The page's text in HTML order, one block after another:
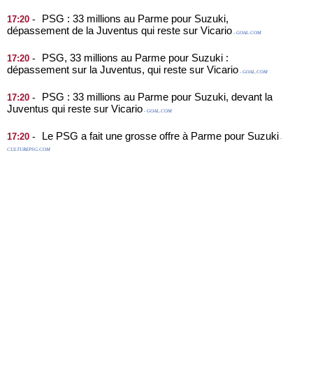
17:20 -
PSG : 33 millions au Parme pour Suzuki,
dépassement de la Juventus qui reste sur Vicario - GOAL.COM
17:20 -
PSG, 33 millions au Parme pour Suzuki :
dépassement sur la Juventus, qui reste sur Vicario - GOAL.COM
17:20 -
PSG : 33 millions au Parme pour Suzuki, devant la
Juventus qui reste sur Vicario - GOAL.COM
17:20 - Le PSG a fait une grosse offre à Parme pour Suzuki -
CULTUREPSG.COM